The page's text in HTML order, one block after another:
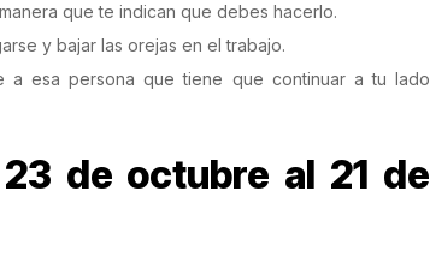
que te indican que debes hacerlo.
y bajar las orejas en el trabajo.
a esa persona que tiene que continuar a tu lado
23 de octubre al 21 de